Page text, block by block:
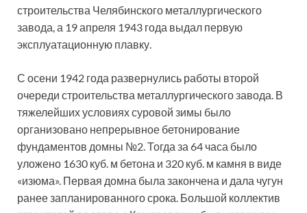
строительства Челябинского металлургического
завода, а 19 апреля 1943 года выдал первую
эксплуатационную плавку.
С осени 1942 года развернулись работы второй
очереди строительства металлургического завода. В
тяжелейших условиях суровой зимы было
организовано непрерывное бетонирование
фундаментов домны №2. Тогда за 64 часа было
уложено 1630 куб. м бетона и 320 куб. м камня в виде
«изюма». Первая домна была закончена и дала чугун
ранее запланированного срока. Большой коллектив